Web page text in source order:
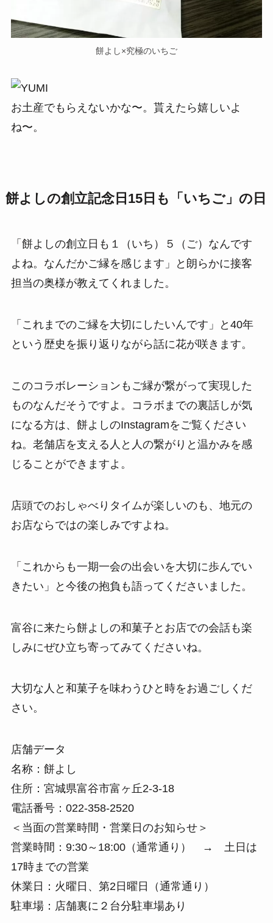
餅よし×究極のいちご
お土産でもらえないかな〜。貰えたら嬉しいよ
ね〜。
餅よしの創立記念日15日も「いちご」の日
「餅よしの創立日も１（いち）５（ご）なんです
よね。なんだかご縁を感じます」と朗らかに接客
担当の奥様が教えてくれました。
「これまでのご縁を大切にしたいんです」と40年
という歴史を振り返りながら話に花が咲きます。
このコラボレーションもご縁が繋がって実現した
ものなんだそうですよ。コラボまでの裏話しが気
になる方は、餅よしのInstagramをご覧ください
ね。老舗店を支える人と人の繋がりと温かみを感
じることができますよ。
店頭でのおしゃべりタイムが楽しいのも、地元の
お店ならではの楽しみですよね。
「これからも一期一会の出会いを大切に歩んでい
きたい」と今後の抱負も語ってくださいました。
富谷に来たら餅よしの和菓子とお店での会話も楽
しみにぜひ立ち寄ってみてくださいね。
大切な人と和菓子を味わうひと時をお過ごしくだ
さい。
店舗データ
名称：餅よし
住所：宮城県富谷市富ヶ丘2-3-18
電話番号：022-358-2520
＜当面の営業時間・営業日のお知らせ＞
営業時間：9:30～18:00（通常通り） → 土日は
17時までの営業
休業日：火曜日、第2日曜日（通常通り）
駐車場：店舗裏に２台分駐車場あり